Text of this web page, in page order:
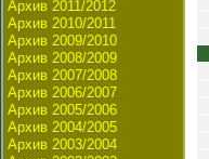
Архив 2011/2012
Архив 2010/2011
Архив 2009/2010
Архив 2008/2009
Архив 2007/2008
Архив 2006/2007
Архив 2005/2006
Архив 2004/2005
Архив 2003/2004